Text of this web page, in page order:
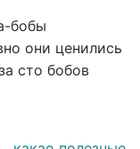
бобы
они ценились
сто бобов